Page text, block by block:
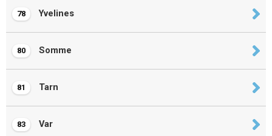
78 Yvelines
80 Somme
81 Tarn
83 Var